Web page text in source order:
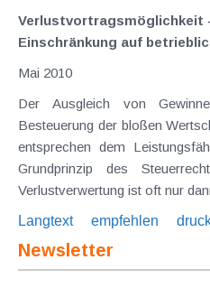
Verlustvortragsmöglichkeit
Einschränkung auf
Mai 2010
Der Ausgleich von Gewinnen und Verlusten und die
Besteuerung der bloßen
entsprechen dem
Grundprinzip des Steuerrechts dar. Eine
Verlustverwertung ist oft nur
Langtext
empfehlen
Newsletter